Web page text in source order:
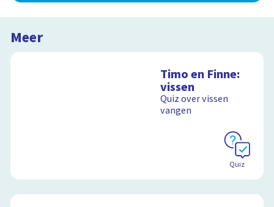
Meer
Timo en Finne:
vissen
Quiz over vissen
vangen
Quiz